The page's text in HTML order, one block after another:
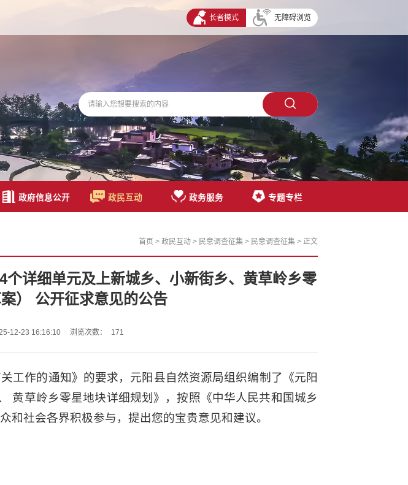
长者模式 无障碍浏览
政府信息公开 政民互动 政务服务 专题专栏
首页 > 政民互动 > 民意调查征集 > 民意调查征集 > 正文
详细单元及上新城乡、小新街乡、黄草岭乡零
） 公开征求意见的公告
12-23 16:16:10 浏览次数： 171
工作的通知》的要求，元阳县自然资源局组织编制了《元阳
黄草岭乡零星地块详细规划》，按照《中华人民共和国城乡
社会各界积极参与，提出您的宝贵意见和建议。